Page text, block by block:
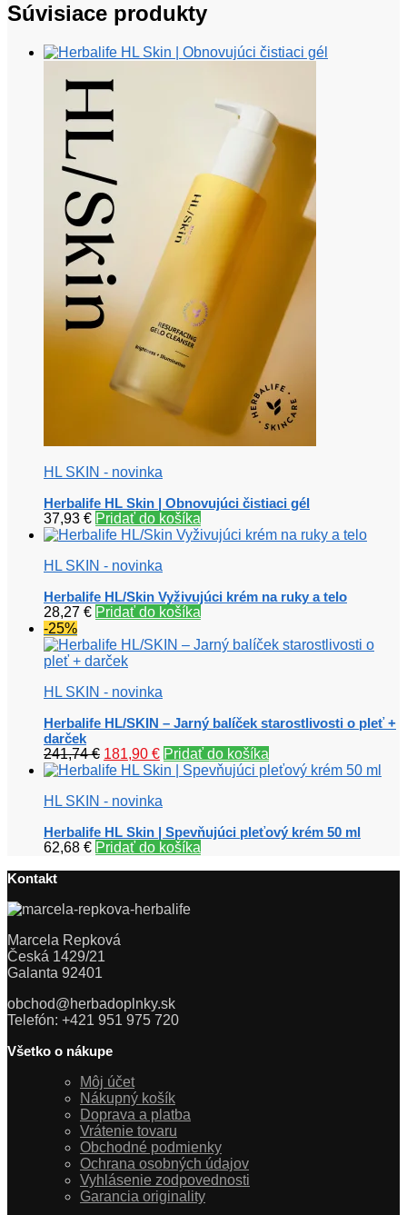
Súvisiace produkty
HL SKIN - novinka
Herbalife HL Skin | Obnovujúci čistiaci gél
37,93 € Pridať do košíka
HL SKIN - novinka
Herbalife HL/Skin Vyživujúci krém na ruky a telo
28,27 € Pridať do košíka
-25%
HL SKIN - novinka
Herbalife HL/SKIN – Jarný balíček starostlivosti o pleť +
darček
241,74€ Pôvodná
cena
241,74 €.
181,90 €Aktuálna
cena
181,90 €.
Pridať do košíka
HL SKIN - novinka
Herbalife HL Skin | Spevňujúci pleťový krém 50 ml
62,68 € Pridať do košíka
Kontakt
Marcela Repková
Česká 1429/21
Galanta 92401
obchod@herbadoplnky.sk
Telefón: +421 951 975 720
Všetko o nákupe
Môj účet
Nákupný košík
Doprava a platba
Vrátenie tovaru
Obchodné podmienky
Ochrana osobných údajov
Vyhlásenie zodpovednosti
Garancia originality